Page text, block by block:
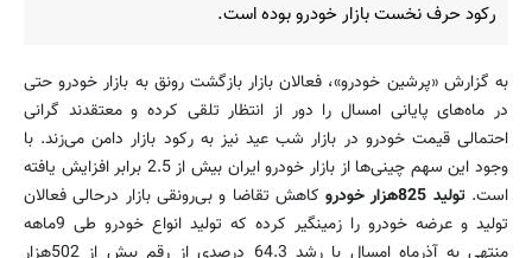
رکود حرف نخست بازار خودرو بوده است.
به گزارش «پرشین خودرو»، فعالان بازار بازگشت رونق به بازار خودرو حتی
در ماه‌های پایانی امسال را دور از انتظار تلقی كرده و معتقدند گرانی
احتمالی قیمت خودرو در بازار شب عید نیز به ركود بازار دامن می‌زند. با
وجود این سهم چینی‌ها از بازار خودرو ایران بیش از 2.5 برابر افزایش یافته
است.تولید 825هزار خودرو
كاهش تقاضا و بی‌رونقی بازار در‌حالی فعالان
تولید و عرضه خودرو را زمینگیر كرده كه تولید انواع خودرو طی 9ماهه